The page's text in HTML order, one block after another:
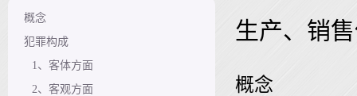
概念
犯罪构成
1、客体方面
2、客观方面
生产、销
概念